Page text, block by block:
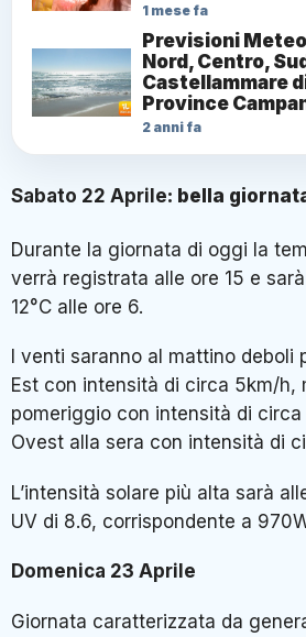
1 mese fa
Previsioni
Nord, Centro,
Castellammare
Province
2 anni fa
Sabato 22 Aprile: bella
Durante la giornata di oggi la
verrà registrata alle ore 15 e
12°C alle ore 6.
I venti saranno al mattino deboli
Est con intensità di circa 5km/h,
pomeriggio con intensità di circa
Ovest alla sera con intensità di
L’intensità solare più alta sarà
UV di 8.6, corrispondente a
Domenica 23 Aprile
Giornata caratterizzata da